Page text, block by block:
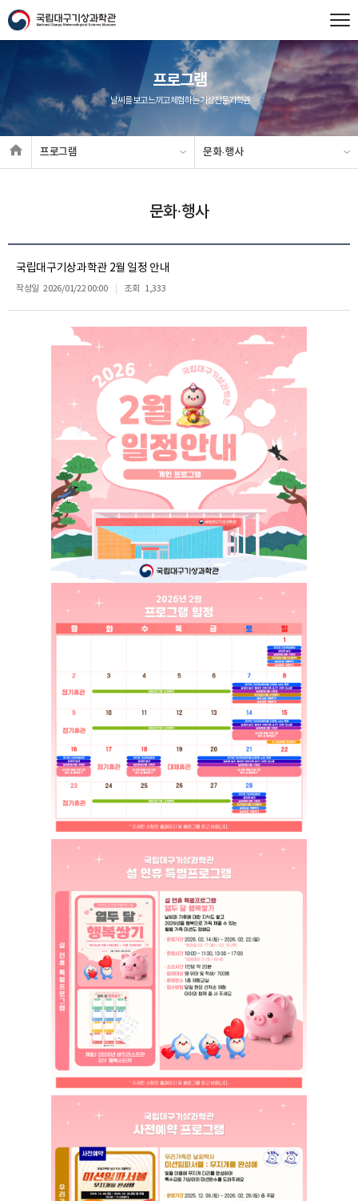
프로그램
날씨를 보고 느끼고 체험하는 기상전문과학관
프로그램 문화·행사
문화·행사
국립대구기상과학관 2월 일정 안내
작성일 2026/01/22 00:00 조회 1,333